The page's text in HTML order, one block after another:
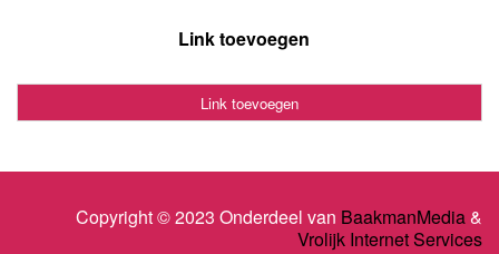
Link toevoegen
Link toevoegen
Copyright © 2023 Onderdeel van BaakmanMedia&
Vrolijk Internet Services